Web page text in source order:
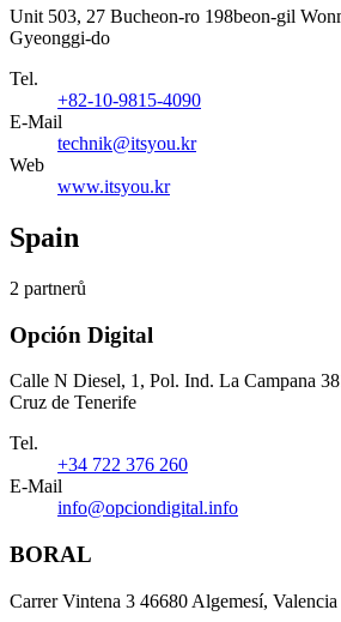
Unit 503, 27 Bucheon-ro 198beon-gil
Gyeonggi-do
Tel.
+82-10-9815-4090
E-Mail
technik@itsyou.kr
Web
www.itsyou.kr
Spain
2 partnerů
Opción Digital
Calle N Diesel, 1, Pol. Ind. La Campana
Cruz de Tenerife
Tel.
+34 722 376 260
E-Mail
info@opciondigital.info
BORAL
Carrer Vintena 3 46680 Algemesí, Valencia